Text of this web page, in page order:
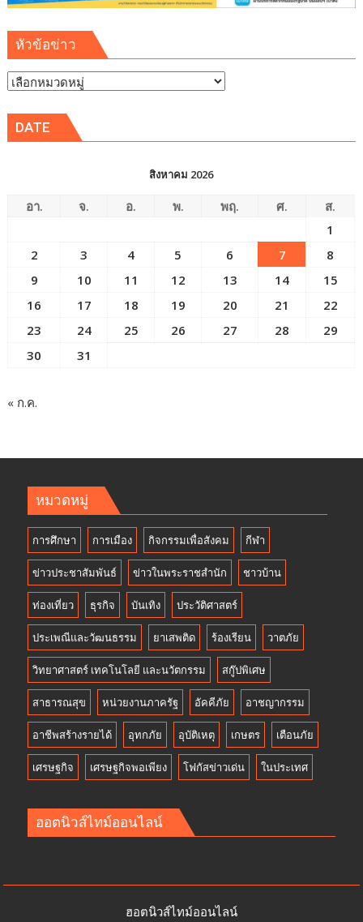
ตะวัน
หัวข้อข่าว
หัวข้อ
DATE
สิงหาคม 2026
อา. จ. อ. พ. พฤ. ศ.
ส.
1
2
3 4 5 6 7
8
9
10 11 12 13 14
15
16
17 18 19 20 21
22
23
24 25 26 27 28
29
30
31
« ก.ค.
หมวดหมู่
การศึกษา การเมือง กิจกรรมเพื่อสังคม กีฬา
ข่าวประชาสัมพันธ์ ข่าวในพระราชสำนัก ชาวบ้าน
ท่องเที่ยว ธุรกิจ บันเทิง ประวัติศาสตร์
ประเพณีและวัฒนธรรม ยาเสพติด ร้องเรียน วาตภัย
วิทยาศาสตร์ เทคโนโลยี และนวัตกรรม สกู๊ปพิเศษ
สาธารณสุข หน่วยงานภาครัฐ อัคคีภัย อาชญากรรม
อาชีพสร้างรายได้ อุทกภัย อุบัติเหตุ เกษตร เตือนภัย
เศรษฐกิจ เศรษฐกิจพอเพียง โฟกัสข่าวเด่น ในประเทศ
ฮอตนิวส์ไทม์ออนไลน์
ฮอตนิวส์ไทม์ออนไลน์